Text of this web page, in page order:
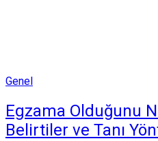
Posted
Genel
Egzama Olduğunu
Belirtiler ve Tanı